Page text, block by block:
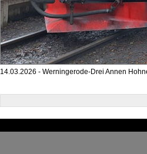
14.03.2026 - Werningerode-Drei Annen